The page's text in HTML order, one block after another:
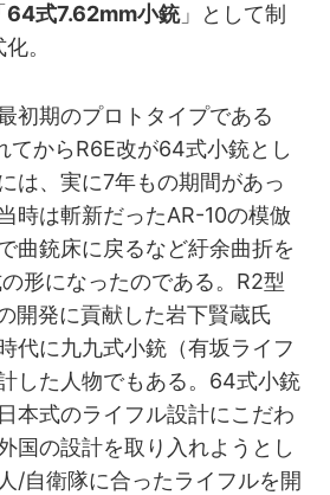
64式7.62mm小銃」として制
。
初期のプロトタイプである
てからR6E改が64式小銃とし
は、実に7年もの期間があっ
時は斬新だったAR-10の模倣
曲銃床に戻るなど紆余曲折を
形になったのである。R2型
開発に貢献した岩下賢蔵氏
代に九九式小銃（有坂ライフ
した人物でもある。64式小銃
本式のライフル設計にこだわ
国の設計を取り入れようとし
/自衛隊に合ったライフルを開